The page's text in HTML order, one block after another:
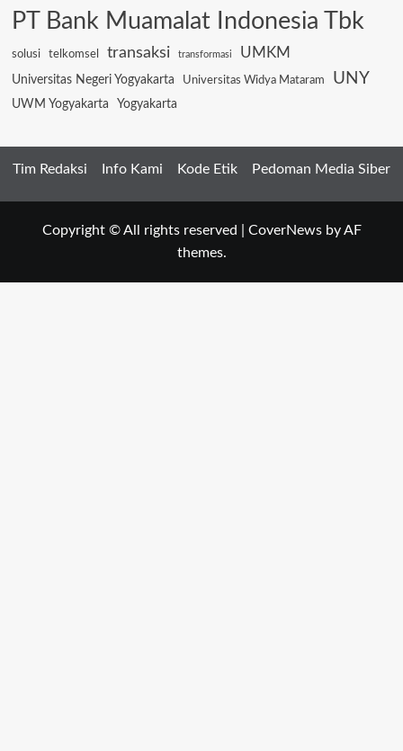
PT Bank Muamalat Indonesia Tbk
solusi telkomsel transaksi transformasi UMKM
Universitas Negeri Yogyakarta Universitas Widya Mataram UNY
UWM Yogyakarta Yogyakarta
Tim Redaksi Info Kami Kode Etik Pedoman Media Siber
Copyright © All rights reserved CoverNewsby AF
themes.